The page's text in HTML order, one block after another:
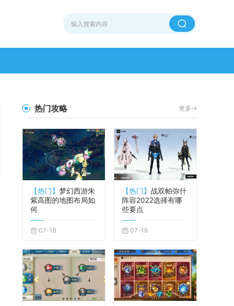
热门攻略 更多->
【热门】 梦幻西游朱
紫高图的地图布局如
何
07-18
【热门】 战双帕弥什
阵容2022选择有哪
些要点
07-19